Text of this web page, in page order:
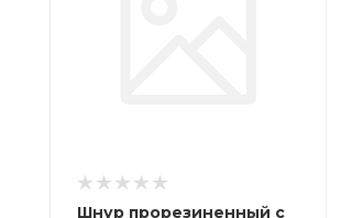
Шнур прорезиненный с